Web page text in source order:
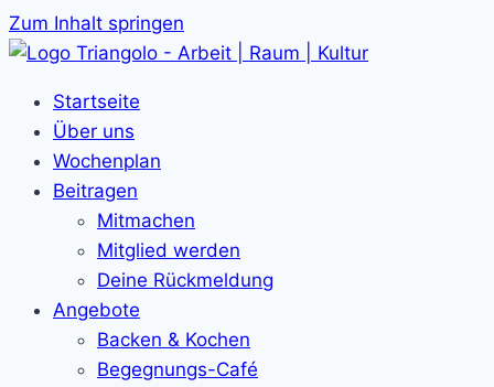
Zum Inhalt springen
Startseite
Über uns
Wochenplan
Beitragen
Mitmachen
Mitglied werden
Deine Rückmeldung
Angebote
Backen & Kochen
Begegnungs-Café